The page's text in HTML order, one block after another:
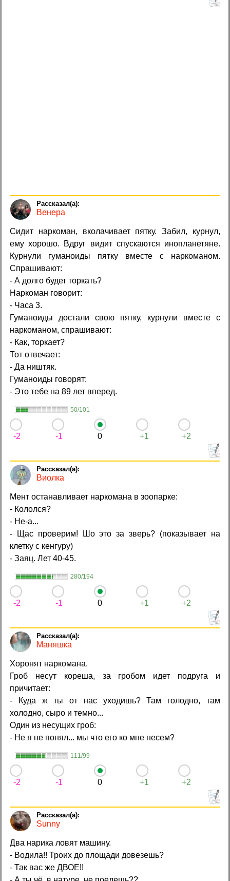
Венера
Сидит наркоман, вколачивает пятку. Забил, курнул,
ему хорошо. Вдруг видит спускаются инопланетяне.
Курнули гуманоиды пятку вместе с наркоманом.
Спрашивают:
- А долго будет торкать?
Наркоман говорит:
- Часа 3.
Гуманоиды достали свою пятку, курнули вместе с
наркоманом, спрашивают:
- Как, торкает?
Тот отвечает:
- Да ништяк.
Гуманоиды говорят:
- Это тебе на 89 лет вперед.
50/101
-2 -1 0 +1 +2
Виолка
Мент останавливает наркомана в зоопарке:
- Кололся?
- Не-а...
- Щас проверим! Шо это за зверь? (показывает на
клетку с кенгуру)
- Заяц. Лет 40-45.
280/194
-2 -1 0 +1 +2
Маняшка
Хоронят наркомана.
Гроб несут кореша, за гробом идет подруга и
причитает:
- Куда ж ты от нас уходишь? Там голодно, там
холодно, сыро и темно...
Один из несущих гроб:
- Не я не понял... мы что его ко мне несем?
111/99
-2 -1 0 +1 +2
Sunny
Два нарика ловят машину.
- Водила!! Троих до площади довезешь?
- Так вас же ДВОЕ!!